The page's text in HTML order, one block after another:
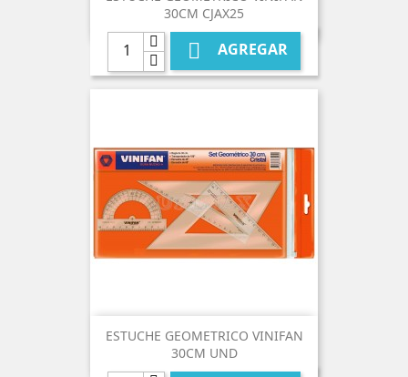
30CM CJAX25
 AGREGAR
ESTUCHE GEOMETRICO VINIFAN
30CM UND